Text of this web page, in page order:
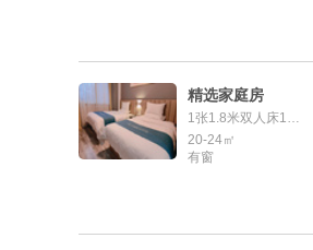
精选家庭房
1张1.8米双人床1张1.2米单人床
20-24㎡
有窗